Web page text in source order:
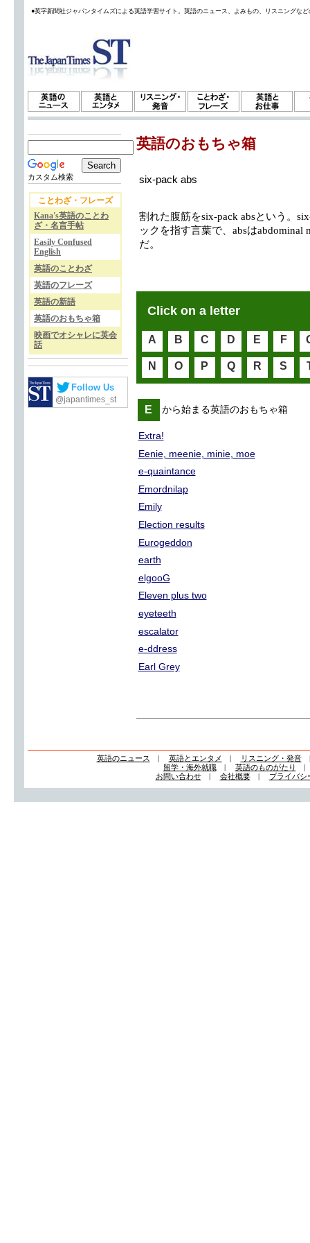
●英字新聞社ジャパンタイムズによる英語学習サイト。英語のニュース、よみもの、リスニングな
カスタム検索
ことわざ・フレーズ
Kana's英語のことわ
ざ・名言手帖
Easily Confused
English
英語のことわざ
英語のフレーズ
英語の新語
英語のおもちゃ箱
映画でオシャレに英会
話
Follow Us
@japantimes_st
英語のおもちゃ箱
six-pack abs
割れた腹筋をsix-pack absという。
ックを指す言葉で、absはabdominal
だ。
Click on a letter
A B C D E F
N O P Q R S
E から始まる英語のおもちゃ箱
Extra!
Eenie, meenie, minie, moe
e-quaintance
Emordnilap
Emily
Election results
Eurogeddon
earth
elgooG
Eleven plus two
eyeteeth
escalator
e-ddress
Earl Grey
英語のニュース | 英語とエンタメ | リスニング・発音
留学・海外就職| 英語のものがたり
お問い合わせ| 会社概要| プライバシ